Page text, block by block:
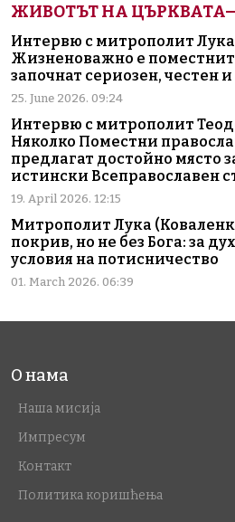
ЖИВОТЪТ НА ЦЪРКВАТА
Интервю с митрополит
Жизненоважно е
започнат сериозен, честен
25. June 2026. 09:24
Интервю с митрополит
Няколко Поместни
предлагат достойно място
истински Всеправославен
19. April 2026. 12:15
Митрополит Лука
покрив, но не без Бога: за
условия на потисничество
01. March 2026. 06:39
О нама
Наша мисија
Импресум
Контакт
Политика коришћења